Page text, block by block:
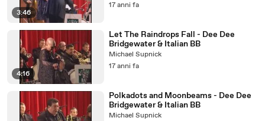
3:46
17 anni fa
4:16
Let The Raindrops Fall - Dee Dee
Bridgewater & Italian BB
Michael Supnick
17 anni fa
Polkadots and Moonbeams - Dee Dee
Bridgewater & Italian BB
Michael Supnick